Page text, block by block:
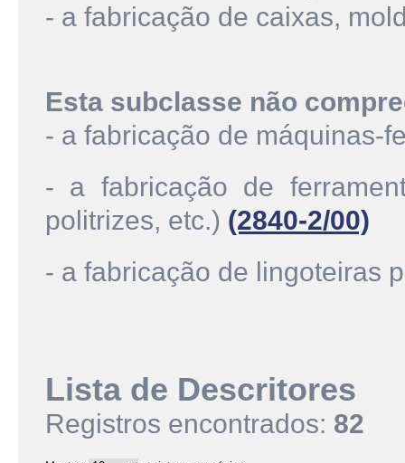
- a fabricação de caixas,
Esta subclasse não
- a fabricação de máquinas-
- a fabricação de
politrizes, etc.) (2840-2/00)
- a fabricação de lingoteiras
Lista de Descritores
Registros encontrados: 82